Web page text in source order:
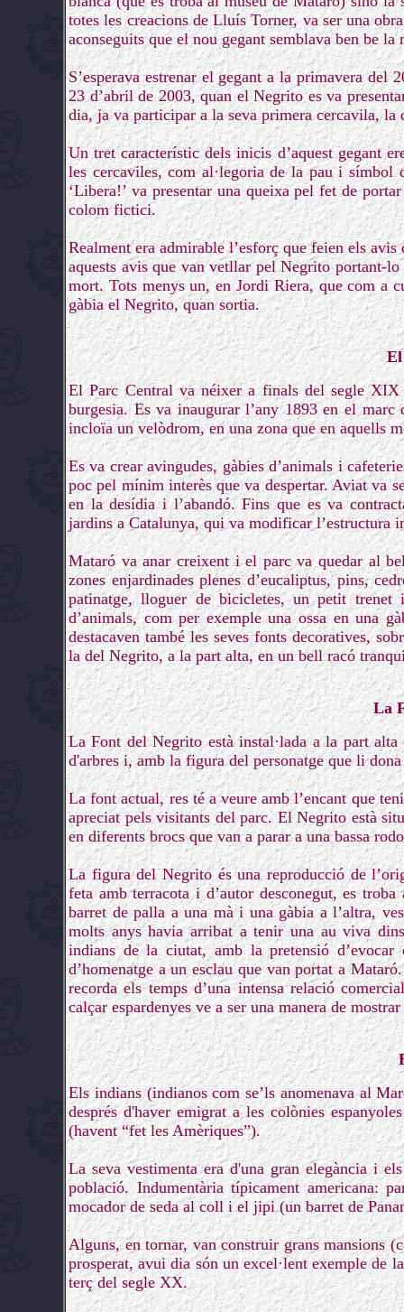
totes les creacions de Lluís Torner, va ser una
aconseguits que el nou gegant semblava ben be
S’esperava estrenar el gegant a la primavera
23 d’abril de 2003, quan el Negrito es va
dia, ja va participar a la seva primera cercavila,
Un tret característic dels inicis d’aquest gegant
les cercaviles, com al·legoria de la pau i símbol
‘Libera!’ va presentar una queixa pel fet de
colom fictici.
Realment era admirable l’esforç que feien els
aquests avis que van vetllar pel Negrito portant-
mort. Tots menys un, en Jordi Riera, que com a
gàbia el Negrito, quan sortia.
El Parc Central va néixer a finals del segle
burgesia. Es va inaugurar l’any 1893 en el
incloïa un velòdrom, en una zona que en aquells
Es va crear avingudes, gàbies d’animals i
poc pel mínim interès que va despertar. Aviat va
en la desídia i l’abandó. Fins que es va
jardins a Catalunya, qui va modificar l’estructura
Mataró va anar creixent i el parc va quedar al
zones enjardinades plenes d’eucaliptus, pins,
patinatge, lloguer de bicicletes, un petit
d’animals, com per exemple una ossa en una
destacaven també les seves fonts decoratives,
la del Negrito, a la part alta, en un bell racó
La
La Font del Negrito està instal·lada a la part
d'arbres i, amb la figura del personatge que li
La font actual, res té a veure amb l’encant que
apreciat pels visitants del parc. El Negrito està
en diferents brocs que van a parar a una bassa
La figura del Negrito és una reproducció de
feta amb terracota i d’autor desconegut, es
barret de palla a una mà i una gàbia a l’altra,
molts anys havia arribat a tenir una au viva
indians de la ciutat, amb la pretensió
d’homenatge a un esclau que van portat a
recorda els temps d’una intensa relació
calçar espardenyes ve a ser una manera de
Els indians (indianos com se’ls anomenava al
després d'haver emigrat a les colònies
(havent “fet les Amèriques”).
La seva vestimenta era d'una gran elegància i
població. Indumentària típicament americana:
mocador de seda al coll i el jipi (un barret de
Alguns, en tornar, van construir grans mansions
prosperat, avui dia són un excel·lent exemple
terç del segle XX.